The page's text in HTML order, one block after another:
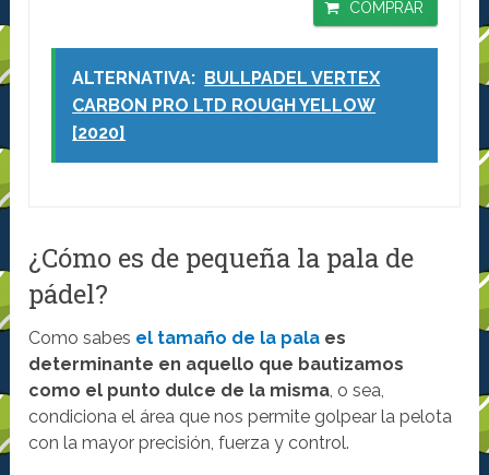
COMPRAR
ALTERNATIVA: BULLPADEL VERTEX
CARBON PRO LTD ROUGH YELLOW
[2020]
¿Cómo es de pequeña la pala de
pádel?
Como sabes el tamaño de la pala es
determinante en aquello que bautizamos
como el punto dulce de la misma, o sea,
condiciona el área que nos permite golpear la pelota
con la mayor precisión, fuerza y control.